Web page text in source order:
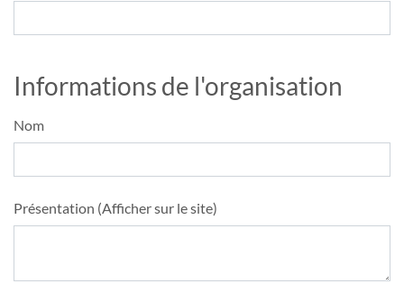
Informations de l'organisation
Nom
Présentation (Afficher sur le site)